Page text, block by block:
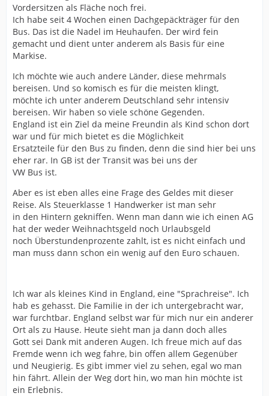
Vordersitzen als Fläche noch frei.
Ich habe seit 4 Wochen einen Dachgepäckträger für den
Bus. Das ist die Nadel im Heuhaufen. Der wird fein
gemacht und dient unter anderem als Basis für eine
Markise.
Ich möchte wie auch andere Länder, diese mehrmals
bereisen. Und so komisch es für die meisten klingt,
möchte ich unter anderem Deutschland sehr intensiv
bereisen. Wir haben so viele schöne Gegenden.
England ist ein Ziel da meine Freundin als Kind schon dort
war und für mich bietet es die Möglichkeit
Ersatzteile für den Bus zu finden, denn die sind hier bei uns
eher rar. In GB ist der Transit was bei uns der
VW Bus ist.
Aber es ist eben alles eine Frage des Geldes mit dieser
Reise. Als Steuerklasse 1 Handwerker ist man sehr
in den Hintern gekniffen. Wenn man dann wie ich einen AG
hat der weder Weihnachtsgeld noch Urlaubsgeld
noch Überstundenprozente zahlt, ist es nicht einfach und
man muss dann schon ein wenig auf den Euro schauen.
Ich war als kleines Kind in England, eine "Sprachreise". Ich
hab es gehasst. Die Familie in der ich untergebracht war,
war furchtbar. England selbst war für mich nur ein anderer
Ort als zu Hause. Heute sieht man ja dann doch alles
Gott sei Dank mit anderen Augen. Ich freue mich auf das
Fremde wenn ich weg fahre, bin offen allem Gegenüber
und Neugierig. Es gibt immer viel zu sehen, egal wo man
hin fährt. Allein der Weg dort hin, wo man hin möchte ist
ein Erlebnis.